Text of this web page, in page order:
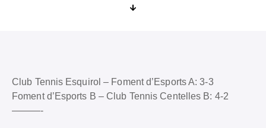
Club Tennis Esquirol – Foment d’Esports A: 3-3
Foment d’Esports B – Club Tennis Centelles B: 4-2
———-